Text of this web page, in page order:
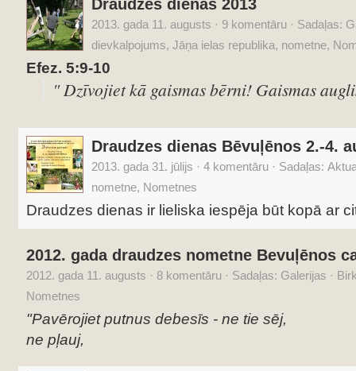
Draudzes dienas 2013
2013. gada 11. augusts · 9 komentāru · Sadaļas:
dievkalpojums, Jāņa ielas republika, nometne,
Efez. 5:9-10
" Dzīvojiet kā gaismas bērni! Gaismas
Draudzes dienas Bēvuļēnos 2.-4.
2013. gada 31. jūlijs · 4 komentāru · Sadaļas:
nometne, Nometnes
Draudzes dienas ir lieliska iespēja būt kopā ar
2012. gada draudzes nometne Bevuļēnos
2012. gada 11. augusts · 8 komentāru · Sadaļas: Galerijas ·
Nometnes
"Pavērojiet putnus debesīs - ne tie sēj,
ne pļauj,